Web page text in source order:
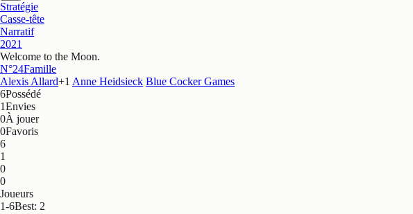
Stratégie
Casse-tête
Narratif
2021
Welcome to the Moon.
N°24Famille
Alexis Allard+1 Anne Heidsieck Blue Cocker Games
6Possédé
1Envies
0À jouer
0Favoris
6
1
0
0
Joueurs
1-6Best: 2